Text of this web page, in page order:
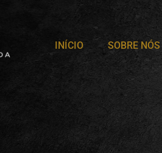
INÍCIO SOBRE NÓS